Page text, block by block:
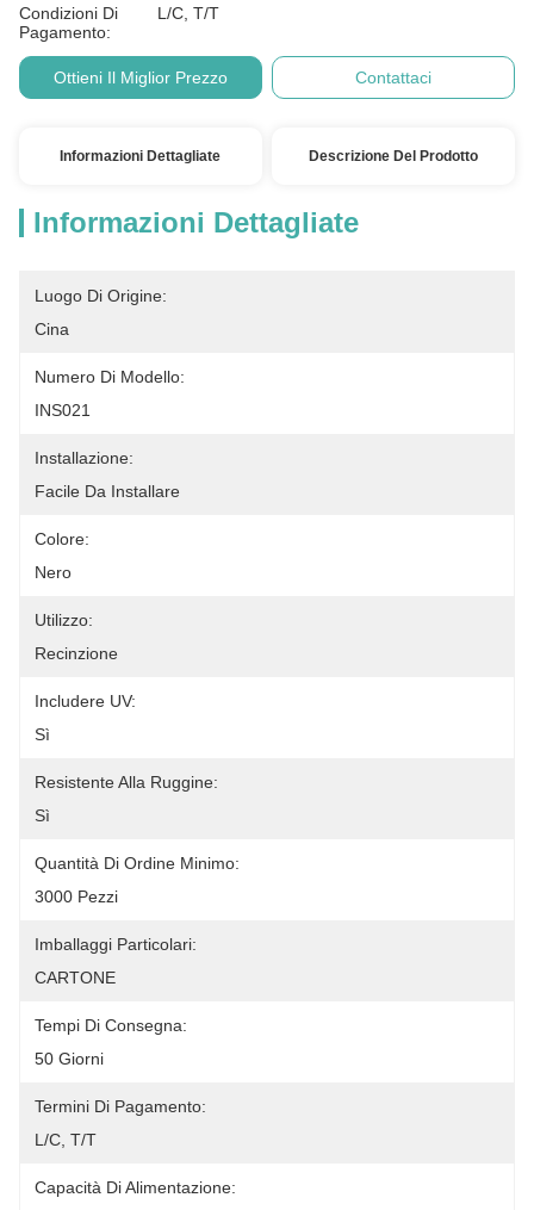
Condizioni Di
Pagamento:
L/C, T/T
Ottieni Il Miglior Prezzo Contattaci
Informazioni Dettagliate Descrizione Del Prodotto
Informazioni Dettagliate
Luogo Di Origine:
Cina
Numero Di Modello:
INS021
Installazione:
Facile Da Installare
Colore:
Nero
Utilizzo:
Recinzione
Includere UV:
Sì
Resistente Alla Ruggine:
Sì
Quantità Di Ordine Minimo:
3000 Pezzi
Imballaggi Particolari:
CARTONE
Tempi Di Consegna:
50 Giorni
Termini Di Pagamento:
L/C, T/T
Capacità Di Alimentazione: